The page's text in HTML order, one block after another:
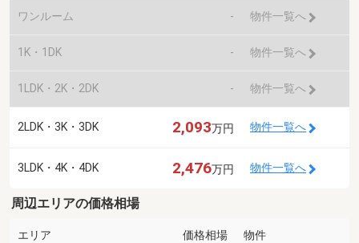
ワンルーム - 物件一覧へ
1K・1DK - 物件一覧へ
1LDK・2K・2DK - 物件一覧へ
2LDK・3K・3DK 2,093万円 物件一覧へ
3LDK・4K・4DK 2,476万円 物件一覧へ
周辺エリアの価格相場
エリア 価格相場 物件